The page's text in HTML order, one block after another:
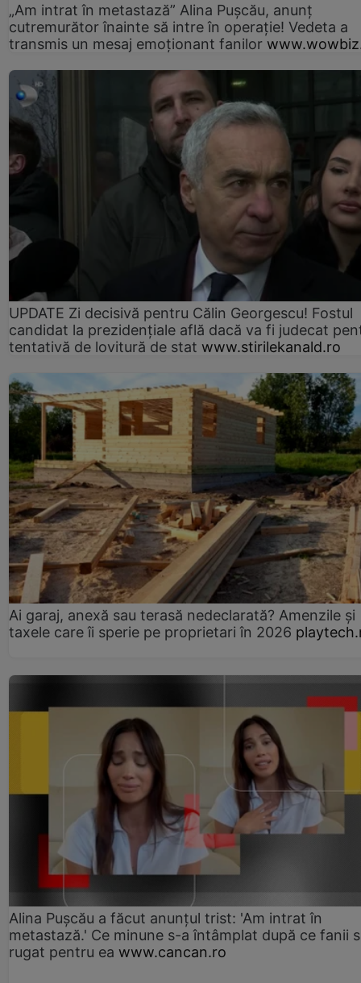
„Am intrat în metastază” Alina Pușcău, anunț
cutremurător înainte să intre în operație! Vedeta a
transmis un mesaj emoționant fanilor
UPDATE Zi decisivă pentru Călin Georgescu! Fostul
candidat la prezidențiale află dacă va fi judecat
tentativă de lovitură de stat www.stirilekanald.ro
Ai garaj, anexă sau terasă nedeclarată? Amenzile și
taxele care îi sperie pe proprietari în 2026
Alina Pușcău a făcut anunțul trist: 'Am intrat în
metastază.' Ce minune s-a întâmplat după ce fanii
rugat pentru ea www.cancan.ro